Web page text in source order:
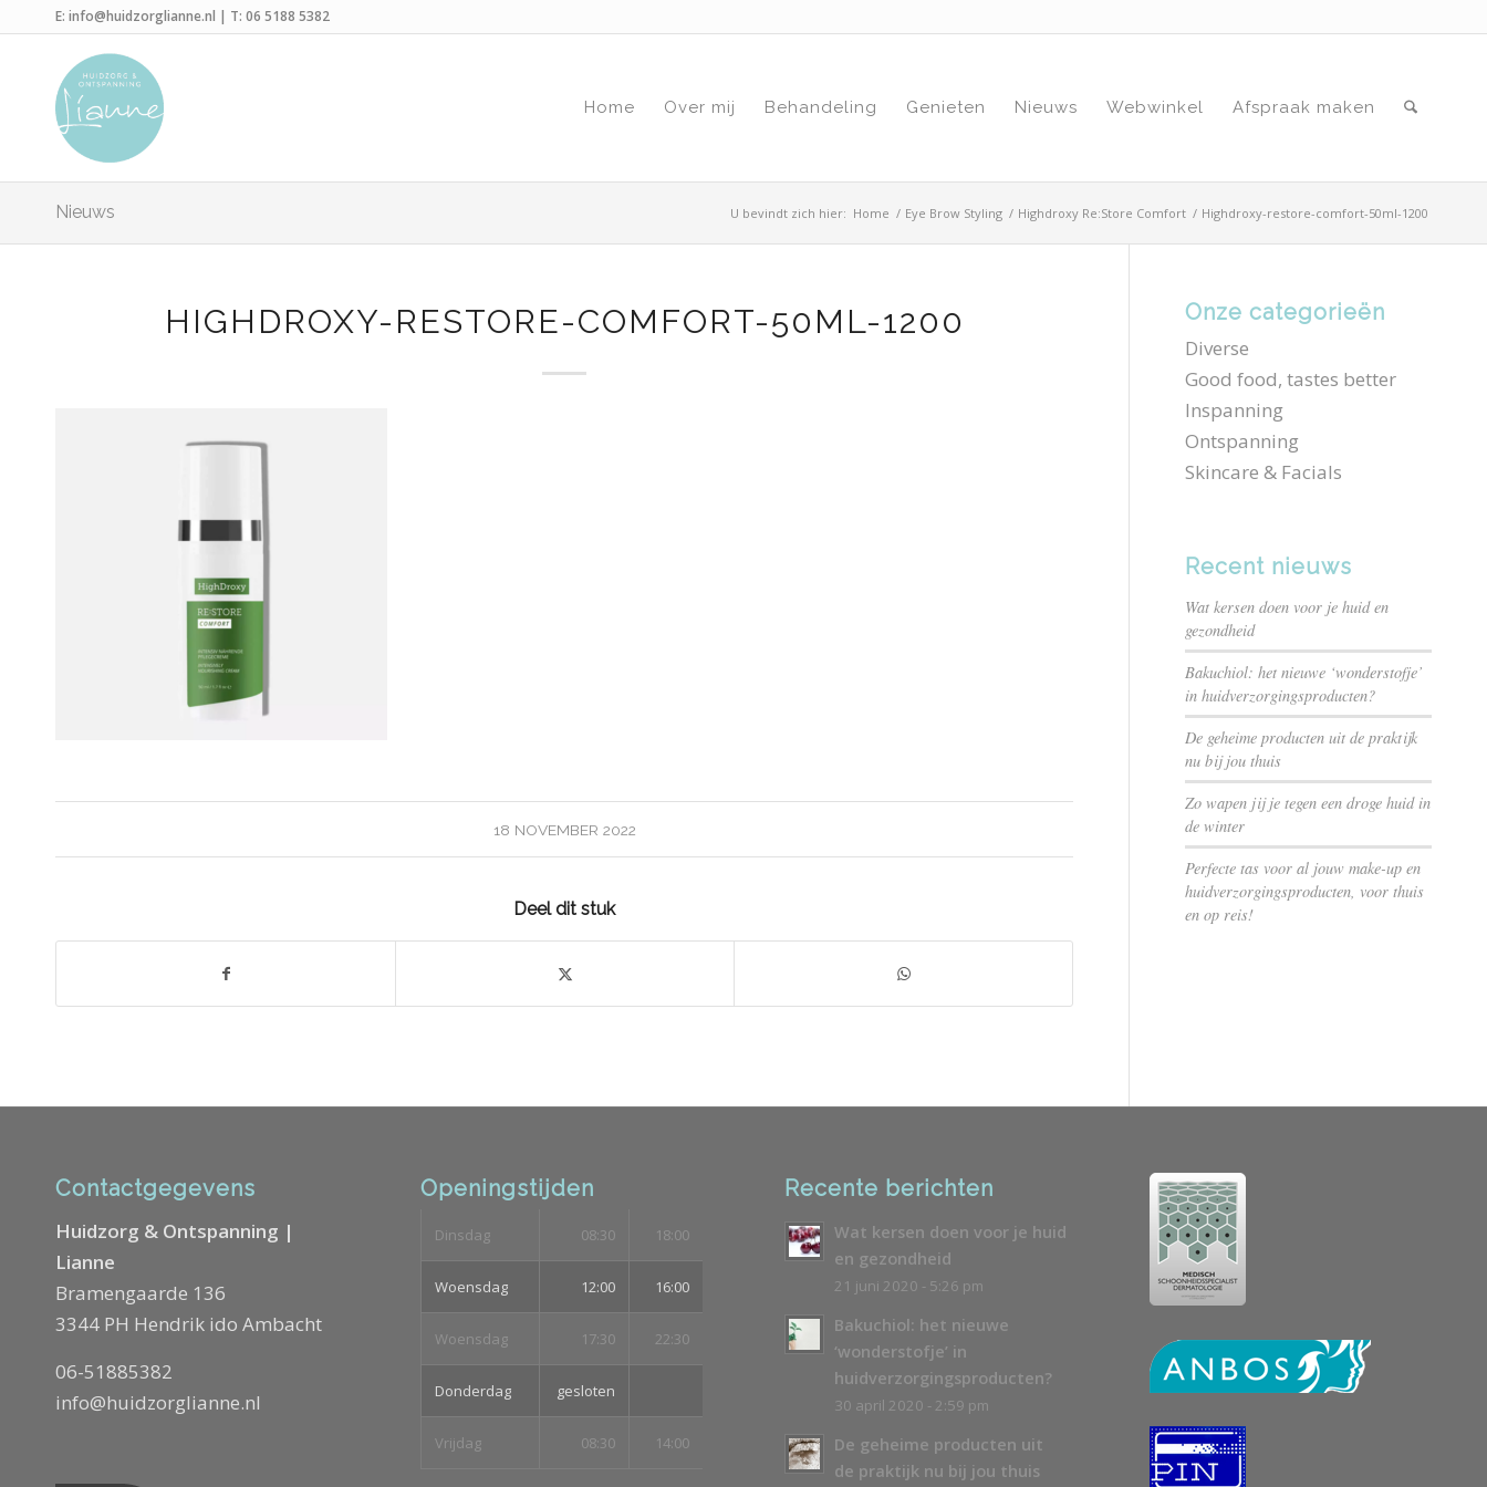
E: info@huidzorglianne.nl | T: 06 5188 5382
Home Over mij Behandeling Genieten Nieuws Webwinkel Afspraak maken
Nieuws U bevindt zich hier: Home / Eye Brow Styling / Highdroxy Re:Store Comfort / Highdroxy-restore-comfort-50ml-1200
HIGHDROXY-RESTORE-COMFORT-50ML-1200
18 NOVEMBER 2022
Deel dit stuk
Onze categorieën
Diverse
Good food, tastes better
Inspanning
Ontspanning
Skincare & Facials
Recent nieuws
Wat kersen doen voor je huid en
gezondheid
Bakuchiol: het nieuwe ‘wonderstofje’
in huidverzorgingsproducten?
De geheime producten uit de praktijk
nu bij jou thuis
Zo wapen jij je tegen een droge huid in
de winter
Perfecte tas voor al jouw make-up en
huidverzorgingsproducten, voor thuis
en op reis!
Contactgegevens
Huidzorg & Ontspanning |
Lianne
Bramengaarde 136
3344 PH Hendrik ido Ambacht
06-51885382
info@huidzorglianne.nl
Openingstijden
Dinsdag 08:30 18:00
Woensdag 12:00 16:00
Woensdag 17:30 22:30
Donderdag gesloten
Vrijdag 08:30 14:00
Recente berichten
Wat kersen doen voor je huid
en gezondheid
21 juni 2020 - 5:26 pm
Bakuchiol: het nieuwe
‘wonderstofje’ in
huidverzorgingsproducten?
30 april 2020 - 2:59 pm
De geheime producten uit
de praktijk nu bij jou thuis